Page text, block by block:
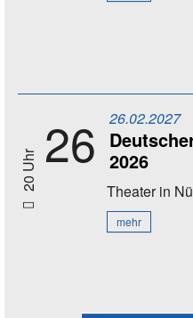
20 Uhr 26 26.02.2027
2026
Theaterin
mehr